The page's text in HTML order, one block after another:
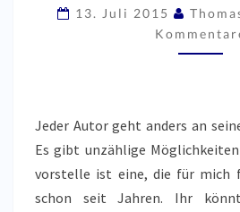
13. Juli 2015
Jeder Autor geht anders an
Es gibt unzählige
vorstelle ist eine, die für mich
schon seit Jahren. Ihr